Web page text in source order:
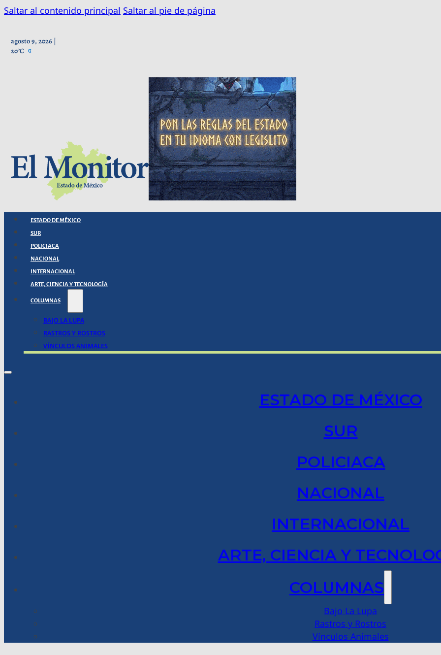
Saltar al contenido principal Saltar al pie de página
agosto 9, 2026 |
20°C
ESTADO DE MÉXICO
SUR
POLICIACA
NACIONAL
INTERNACIONAL
ARTE, CIENCIA Y TECNOLOGÍA
COLUMNAS
BAJO LA LUPA
RASTROS Y ROSTROS
VÍNCULOS ANIMALES
ESTADO DE MÉXICO
SUR
POLICIACA
NACIONAL
INTERNACIONAL
ARTE, CIENCIA Y
COLUMNAS
Bajo La Lupa
Rastros y Rostros
Vínculos Animales